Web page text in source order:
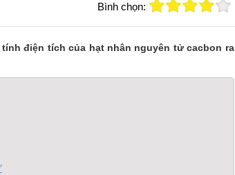
Bình chọn:
điện tích của hạt nhân nguyên tử cacbon ra